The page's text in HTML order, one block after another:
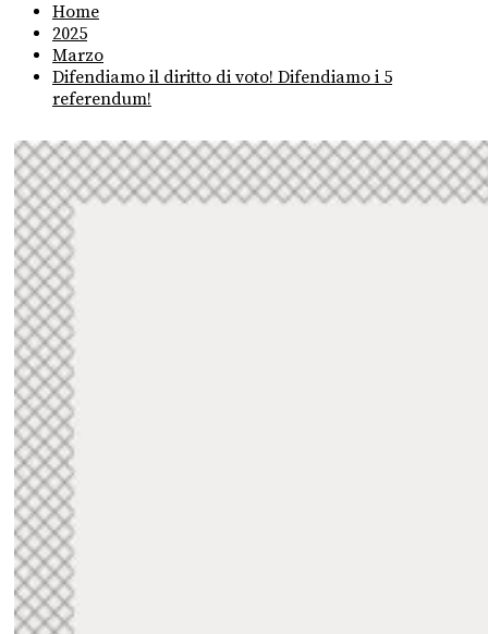
Home
2025
Marzo
Difendiamo il diritto di voto! Difendiamo i 5
referendum!